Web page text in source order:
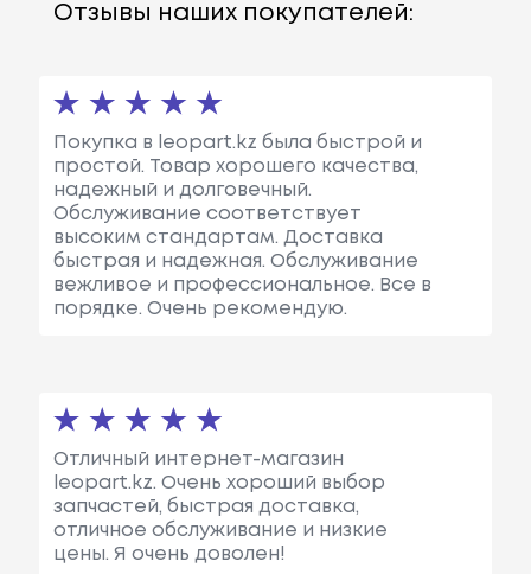
Отзывы наших покупателей:
Покупка в leopart.kz была быстрой и
простой. Товар хорошего качества,
надежный и долговечный.
Обслуживание соответствует
высоким стандартам. Доставка
быстрая и надежная. Обслуживание
вежливое и профессиональное. Все в
порядке. Очень рекомендую.
Отличный интернет-магазин
leopart.kz. Очень хороший выбор
запчастей, быстрая доставка,
отличное обслуживание и низкие
цены. Я очень доволен!